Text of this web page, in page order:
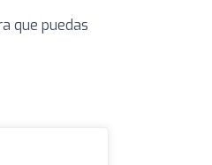
que puedas